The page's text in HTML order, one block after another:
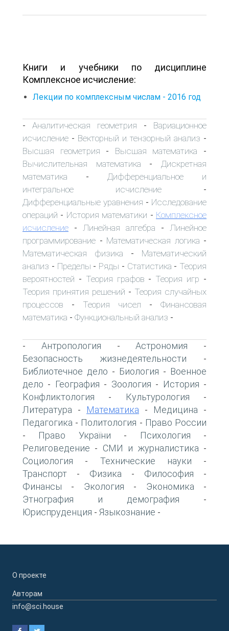
Книги и учебники по дисциплине
Комплексное исчисление:
Лекции по комплексным числам - 2016 год
- Аналитическая геометрия - Вариационное
исчисление - Векторный и тензорный анализ -
Высшая геометрия - Высшая математика -
Вычислительная математика - Дискретная
математика - Дифференциальное и
интегральное исчисление -
Дифференциальные уравнения - Исследование
операций - История математики - Комплексное
исчисление - Линейная алгебра -
Линейное
программирование - Математическая логика -
Математическая физика - Математический
анализ - Пределы - Ряды - Статистика - Теория
вероятностей - Теория графов - Теория игр -
Теория принятия решений - Теория случайных
процессов - Теория чисел - Финансовая
математика - Функциональный анализ -
- Антропология -Астрономия -
Безопасность жизнедеятельности -
Библиотечное дело - Биология - Военное
дело - География - Зоология - История -
Конфликтология - Культурология -
Литература - Математика - Медицина -
Педагогика - Политология - Право России
- Право України - Психология -
Религоведение - СМИ и журналистика -
Социология - Технические науки -
Транспорт - Физика - Философия -
Финансы - Экология - Экономика -
Этнография и демография -
Юриспруденция - Языкознание -
О проекте
Авторам
info@sci.house